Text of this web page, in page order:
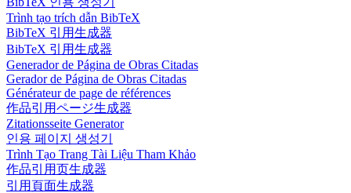
Trình tạo trích dẫn BibTeX
BibTeX 引用生成器
BibTeX 引用生成器
Generador de Página de Obras Citadas
Gerador de Página de Obras Citadas
Générateur de page de références
作品引用ページ生成器
Zitationsseite Generator
인용 페이지 생성기
Trình Tạo Trang Tài Liệu Tham Khảo
作品引用页生成器
引用頁面生成器